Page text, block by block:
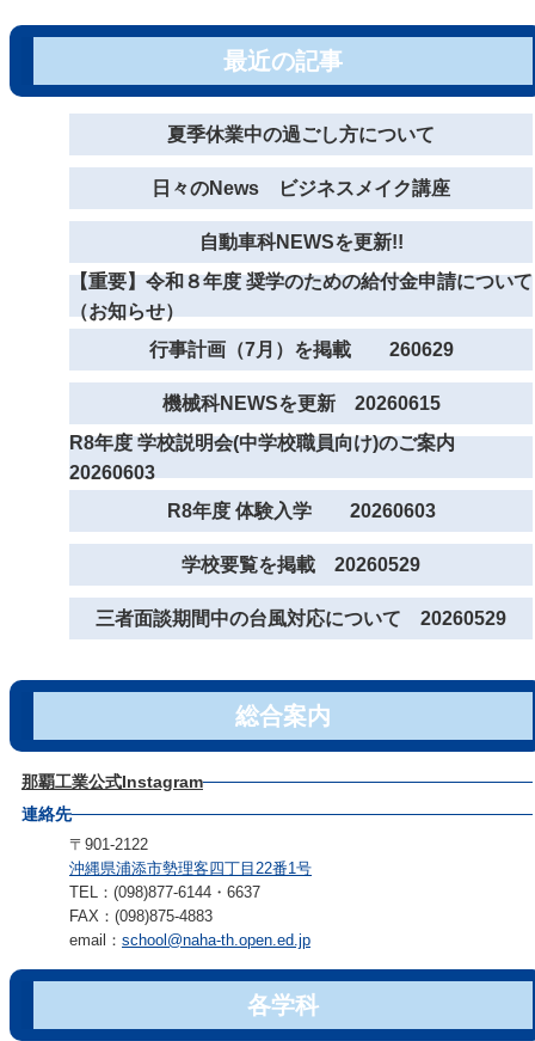
最近の記事
夏季休業中の過ごし方について
日々のNews ビジネスメイク講座
自動車科NEWSを更新!!
【重要】令和８年度 奨学のための給付金申請について
（お知らせ）
行事計画（7月）を掲載 260629
機械科NEWSを更新 20260615
R8年度 学校説明会(中学校職員向け)のご案内
20260603
R8年度 体験入学 20260603
学校要覧を掲載 20260529
三者面談期間中の台風対応について 20260529
総合案内
那覇工業公式Instagram
連絡先
〒901-2122
沖縄県浦添市勢理客四丁目22番1号
TEL：(098)877-6144・6637
FAX：(098)875-4883
email： school@naha-th.open.ed.jp
各学科